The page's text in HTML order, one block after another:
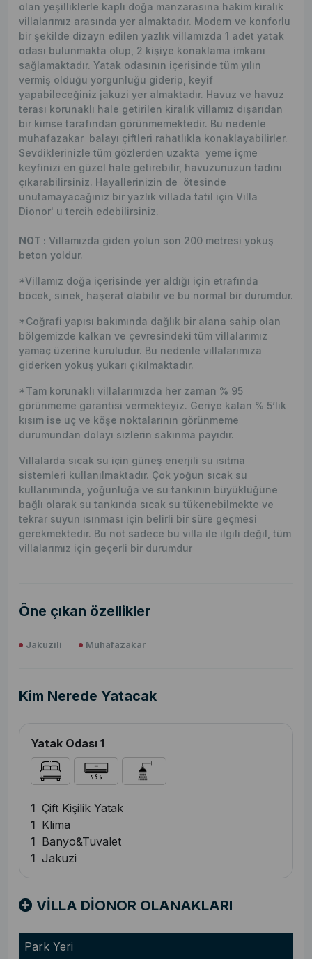
olan yeşilliklerle kaplı doğa manzarasına hakim kiralık
villalarımız arasında yer almaktadır. Modern ve konforlu
bir şekilde dizayn edilen yazlık villamızda 1 adet yatak
odası bulunmakta olup, 2 kişiye konaklama imkanı
sağlamaktadır. Yatak odasının içerisinde tüm yılın
vermiş olduğu yorgunluğu giderip, keyif
yapabileceğiniz jakuzi yer almaktadır. Havuz ve havuz
terası korunaklı hale getirilen kiralık villamız dışarıdan
bir kimse tarafından görünmemektedir. Bu nedenle
muhafazakar balayı çiftleri rahatlıkla konaklayabilirler.
Sevdiklerinizle tüm gözlerden uzakta yeme içme
keyfinizi en güzel hale getirebilir, havuzunuzun tadını
çıkarabilirsiniz. Hayallerinizin de ötesinde
unutamayacağınız bir yazlık villada tatil için Villa
Dionor' u tercih edebilirsiniz.
NOT : Villamızda giden yolun son 200 metresi yokuş
beton yoldur.
*Villamız doğa içerisinde yer aldığı için etrafında
böcek, sinek, haşerat olabilir ve bu normal bir durumdur.
*Coğrafi yapısı bakımında dağlık bir alana sahip olan
bölgemizde kalkan ve çevresindeki tüm villalarımız
yamaç üzerine kuruludur. Bu nedenle villalarımıza
giderken yokuş yukarı çıkılmaktadır.
*Tam korunaklı villalarımızda her zaman % 95
görünmeme garantisi vermekteyiz. Geriye kalan % 5’lik
kısım ise uç ve köşe noktalarının görünmeme
durumundan dolayı sizlerin sakınma payıdır.
Villalarda sıcak su için güneş enerjili su ısıtma
sistemleri kullanılmaktadır. Çok yoğun sıcak su
kullanımında, yoğunluğa ve su tankının büyüklüğüne
bağlı olarak su tankında sıcak su tükenebilmekte ve
tekrar suyun ısınması için belirli bir süre geçmesi
gerekmektedir. Bu not sadece bu villa ile ilgili değil, tüm
villalarımız için geçerli bir durumdur
Öne çıkan özellikler
Jakuzili Muhafazakar
Kim Nerede Yatacak
Yatak Odası 1
1 Çift Kişilik Yatak
1 Klima
1 Banyo&Tuvalet
1 Jakuzi
VİLLA DİONOR OLANAKLARI
Park Yeri